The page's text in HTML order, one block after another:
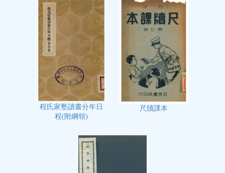
程氏家塾讀書分年日
程(附綱領)
尺牘課本